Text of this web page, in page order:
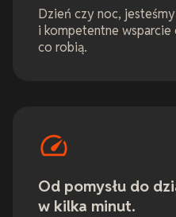
Dzień czy noc,
i kompetentne
co robią.
Od pomysłu do
w kilka minut.